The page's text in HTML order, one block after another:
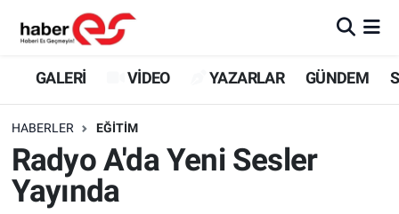
GALERİ VİDEO YAZARLAR GÜNDEM
HABERLER EĞİTİM
Radyo A'da Yeni Sesler
Yayında
GALERİ
YAZARLAR
GÜNDEM
Eskişehir Nöbetçi Eczaneler
Eskişehir Trafik Yoğunluk Haritası
Süper Lig Puan Durumu ve Fikstür